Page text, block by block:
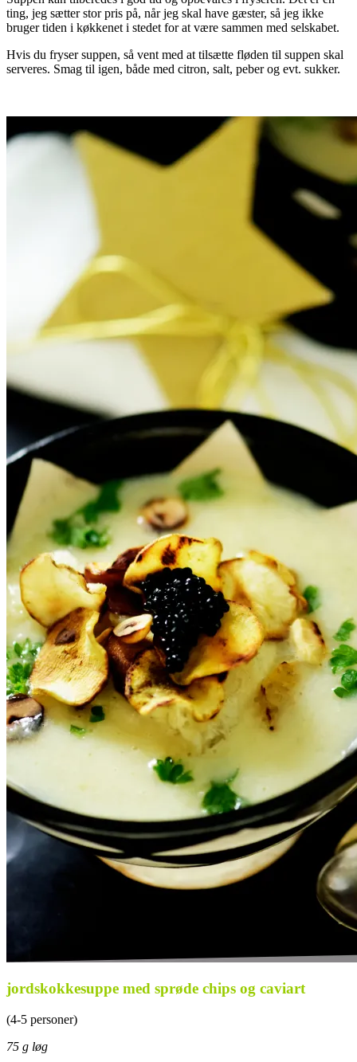
ting, jeg sætter stor pris på, når jeg skal have gæster, så jeg ikke
bruger tiden i køkkenet i stedet for at være sammen med selskabet.
Hvis du fryser suppen, så vent med at tilsætte fløden til suppen skal
serveres. Smag til igen, både med citron, salt, peber og evt. sukker.
jordskokkesuppe med sprøde chips og caviart
(4-5 personer)
75 g løg